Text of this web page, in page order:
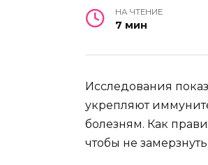
НА ЧТЕНИЕ
7 мин
Исследования
укрепляют
болезням. Как
чтобы не